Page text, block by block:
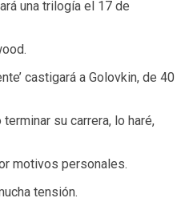
una trilogía el 17 de
castigará a Golovkin, de 40
su carrera, lo haré,
motivos personales.
tensión.